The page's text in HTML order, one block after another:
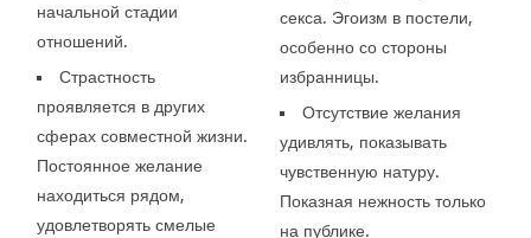
начальной стадии
отношений.
Страстность
проявляется в других
сферах совместной жизни.
Постоянное желание
находиться рядом,
удовлетворять смелые
секса. Эгоизм в постели,
особенно со стороны
избранницы.
Отсутствие желания
удивлять, показывать
чувственную натуру.
Показная нежность только
на публике.